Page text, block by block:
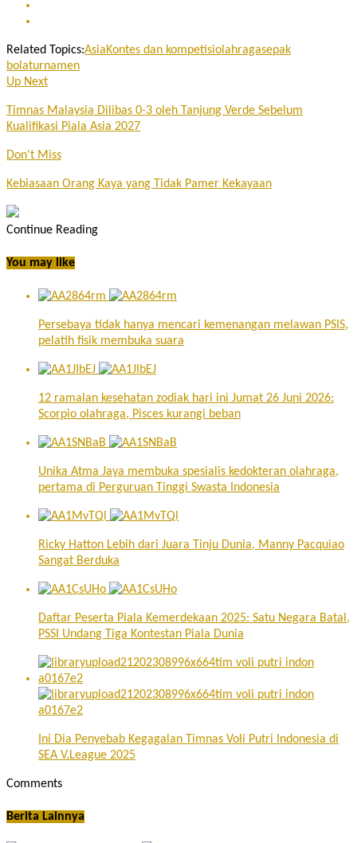
Related Topics:AsiaKontes dan kompetisiolahragasepak
bolaturnamen
Up Next
Timnas Malaysia Dilibas 0-3 oleh Tanjung Verde Sebelum
Kualifikasi Piala Asia 2027
Don't Miss
Kebiasaan Orang Kaya yang Tidak Pamer Kekayaan
Continue Reading
You may like
Persebaya tidak hanya mencari kemenangan melawan PSIS,
pelatih fisik membuka suara
12 ramalan kesehatan zodiak hari ini Jumat 26 Juni 2026:
Scorpio olahraga, Pisces kurangi beban
Unika Atma Jaya membuka spesialis kedokteran olahraga,
pertama di Perguruan Tinggi Swasta Indonesia
Ricky Hatton Lebih dari Juara Tinju Dunia, Manny Pacquiao
Sangat Berduka
Daftar Peserta Piala Kemerdekaan 2025: Satu Negara Batal,
PSSI Undang Tiga Kontestan Piala Dunia
Ini Dia Penyebab Kegagalan Timnas Voli Putri Indonesia di
SEA V.League 2025
Comments
Berita Lainnya